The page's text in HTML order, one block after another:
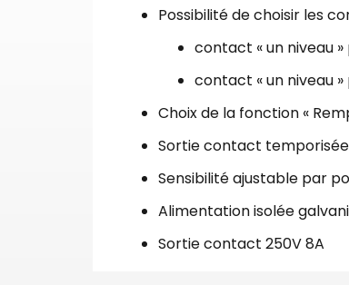
Possibilité de choisir les
contact « un niveau
contact « un niveau
Choix de la fonction «
Sortie contact temporisée
Sensibilité ajustable par
Alimentation isolée
Sortie contact 250V 8A